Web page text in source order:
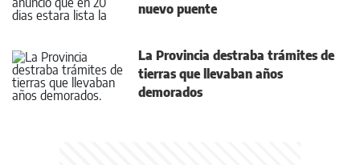
nuevo puente
La Provincia destraba trámites de
tierras que llevaban años
demorados